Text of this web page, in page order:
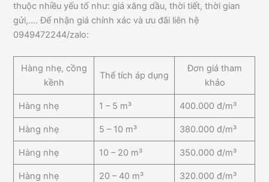
thuộc nhiều yếu tố như: giá xăng dầu, thời tiết, thời gian
gửi,…. Để nhận giá chính xác và ưu đãi liên hệ
0949472244/zalo:
Hàng nhẹ, cồng
kềnh
Thể tích áp dụng
Đơn giá tham
khảo
Hàng nhẹ 1 – 5 m³ 400.000 đ/m³
Hàng nhẹ 5 – 10 m³ 380.000 đ/m³
Hàng nhẹ 10 – 20 m³ 350.000 đ/m³
Hàng nhẹ 20 – 40 m³ 320.000 đ/m³